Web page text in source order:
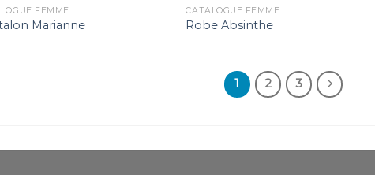
FEMME
Marianne
CATALOGUE FEMME
Robe Absinthe
1 2 3